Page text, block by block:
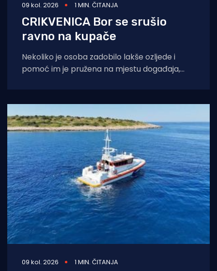
09 kol. 2026 1 MIN. ČITANJA
CRIKVENICA Bor se srušio
ravno na kupače
Nekoliko je osoba zadobilo lakše ozljede i
pomoć im je pružena na mjestu događaja,
09 kol. 2026 1 MIN. ČITANJA